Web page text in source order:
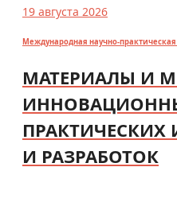
19 августа 2026
Международная научно-
МАТЕРИАЛЫ И
И РАЗРАБОТОК